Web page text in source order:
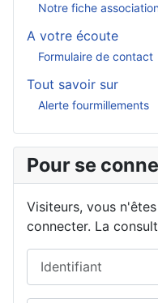
Notre fiche
A votre écoute
Formulaire de contact
Tout savoir sur
Alerte fourmillements
Pour se
Visiteurs, vous
connecter. La